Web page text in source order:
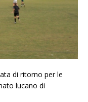
di ritorno per le
lucano di